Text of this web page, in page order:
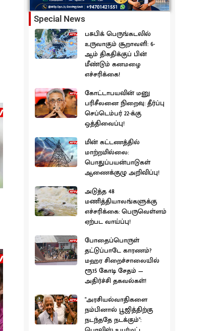
Special News
பசுபிக் பெருங்கடலில்
உருவாகும் சூறாவளி: 6-
ஆம் திகதிக்குப் பின்
மீண்டும் கனமழை
எச்சரிக்கை!
கோட்டாபயவின் மனு
பரிசீலனை நிறைவு: தீர்ப்பு
செப்டெம்பர் 22-க்கு
ஒத்திவைப்பு!
மின் கட்டணத்தில்
மாற்றமில்லை:
பொதுப்பயன்பாடுகள்
ஆணைக்குழு அறிவிப்பு!
அடுத்த 48
மணித்தியாலங்களுக்கு
எச்சரிக்கை: பெருவெள்ளம்
ஏற்பட வாய்ப்பு!
போதைப்பொருள்
தட்டுப்பாடே காரணம்?
மஹர சிறைச்சாலையில்
ரூ.15 கோடி சேதம் —
அதிர்ச்சி தகவல்கள்!
"அரசியல்வாதிகளை
நம்பினால் பூஜித்திற்கு
நடந்ததே நடக்கும்":